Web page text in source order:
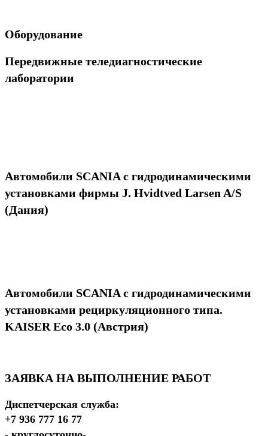
Оборудование
Передвижные теледиагностические
лаборатории
Автомобили SCANIA с гидродинамическими
установками фирмы J. Hvidtved Larsen A/S
(Дания)
Автомобили SCANIA с гидродинамическими
установками рециркуляционного типа.
KAISER Eco 3.0 (Австрия)
ЗАЯВКА НА ВЫПОЛНЕНИЕ РАБОТ
Диспетчерская служба:
+7 936 777 16 77